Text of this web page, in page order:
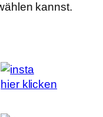
kannst.
hier klicken